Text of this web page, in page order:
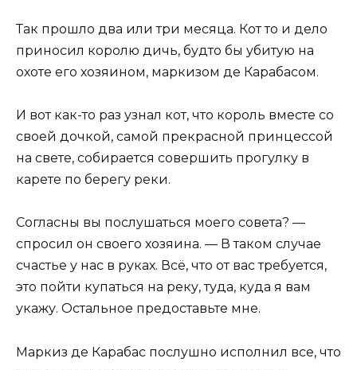
Так прошло два или три месяца. Кот то и дело
приносил королю дичь, будто бы убитую на
охоте его хозяином, маркизом де Карабасом.
И вот как-то раз узнал кот, что король вместе со
своей дочкой, самой прекрасной принцессой
на свете, собирается совершить прогулку в
карете по берегу реки.
Согласны вы послушаться моего совета? —
спросил он своего хозяина. — В таком случае
счастье у нас в руках. Всё, что от вас требуется,
это пойти купаться на реку, туда, куда я вам
укажу. Остальное предоставьте мне.
Маркиз де Карабас послушно исполнил все, что